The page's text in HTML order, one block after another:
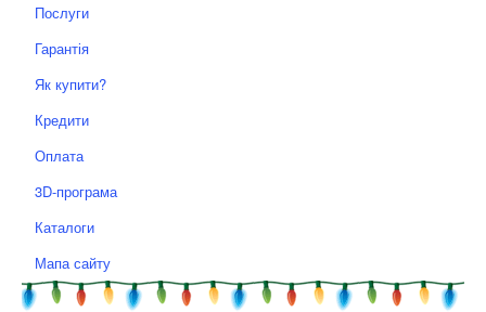
Послуги
Гарантія
Як купити?
Кредити
Оплата
3D-програма
Каталоги
Мапа сайту